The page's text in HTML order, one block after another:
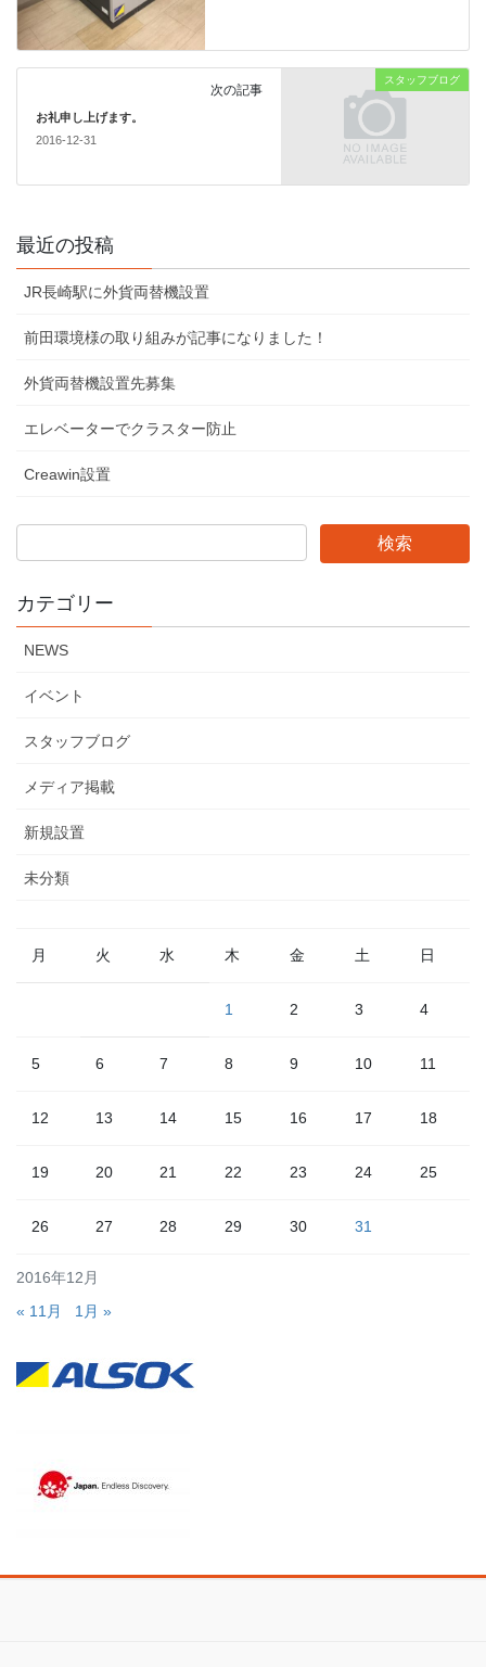
スタッフブログ
次の記事
お礼申し上げます。
2016-12-31
最近の投稿
JR長崎駅に外貨両替機設置
前田環境様の取り組みが記事になりました！
外貨両替機設置先募集
エレベーターでクラスター防止
Creawin設置
カテゴリー
NEWS
イベント
スタッフブログ
メディア掲載
新規設置
未分類
2016年12月
月 火 水 木 金 土 日
1 2 3 4
5 6 7 8 9 10 11
12 13 14 15 16 17 18
19 20 21 22 23 24 25
26 27 28 29 30 31
« 11月 1月 »